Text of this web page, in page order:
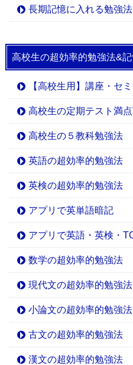
長期記憶に入れる勉強法
高校生の超効率的勉強法&
【高校生用】講座・セ
高校生の定期テスト満
高校生の５教科勉強法
英語の超効率的勉強法
英検の超効率的勉強法
アプリで英単語暗記
アプリで英語・英検・
数学の超効率的勉強法
現代文の超効率的勉強法
小論文の超効率的勉強法
古文の超効率的勉強法
漢文の超効率的勉強法